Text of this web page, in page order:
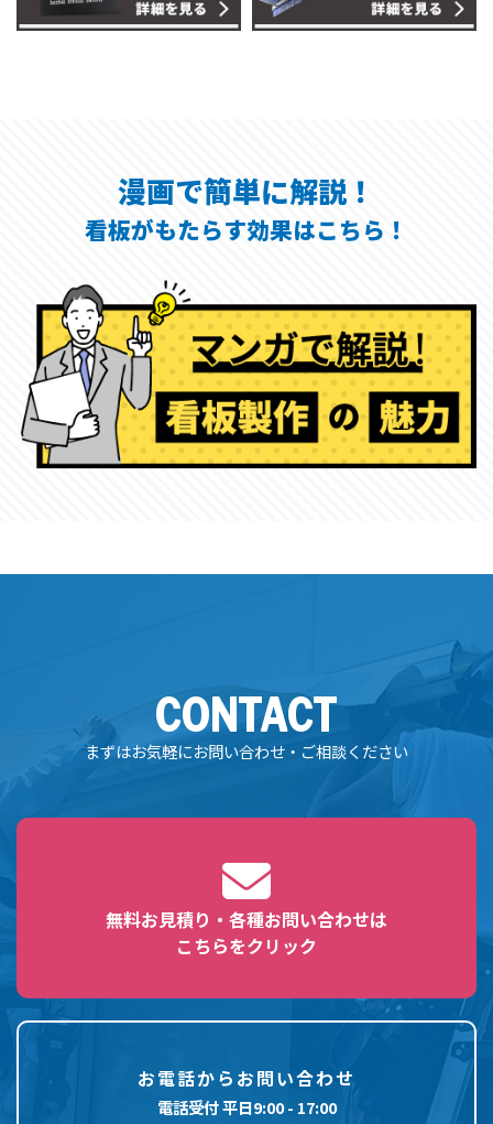
漫画で簡単に解説！
看板がもたらす効果はこちら！
CONTACT
まずはお気軽にお問い合わせ・ご相談ください
無料お見積り・各種お問い合わせは
こちらをクリック
お電話からお問い合わせ
電話受付 平日9:00 - 17:00